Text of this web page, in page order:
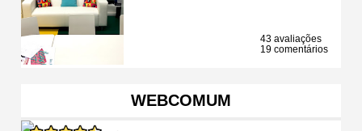
43 avaliações
19 comentários
WEBCOMUM